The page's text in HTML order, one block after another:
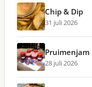
Chip & Dip
31 juli 2026
Pruimenjam
28 juli 2026